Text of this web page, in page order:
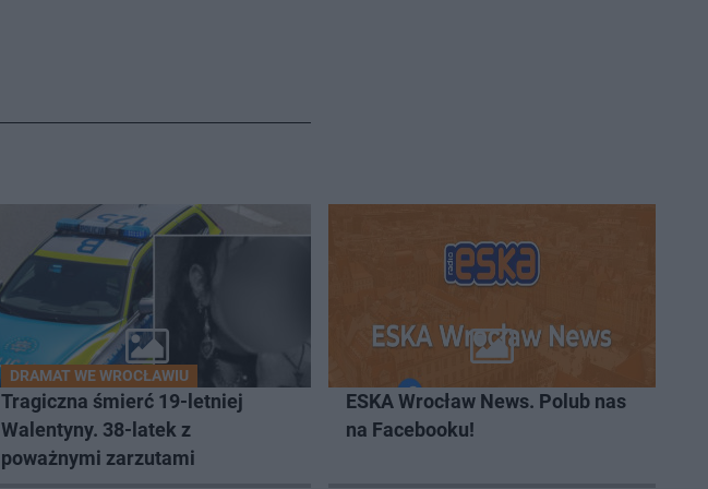
DRAMAT WE WROCŁAWIU
Tragiczna śmierć 19-letniej
Walentyny. 38-latek z
poważnymi zarzutami
ESKA Wrocław News. Polub nas
na Facebooku!